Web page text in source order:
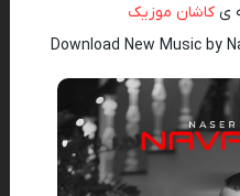
کاشان موزیک
Download New Music by